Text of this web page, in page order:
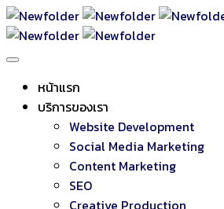
หน้าแรก
บริการของเรา
Website Development
Social Media Marketing
Content Marketing
SEO
Creative Production